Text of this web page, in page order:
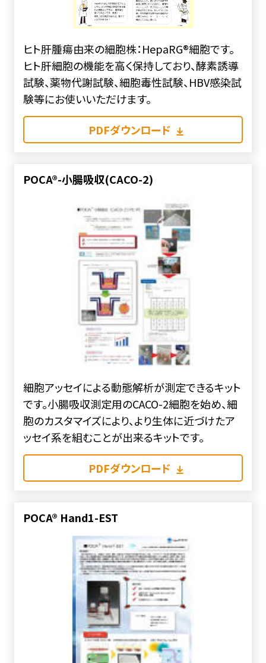
ヒト肝腫瘍由来の細胞株：HepaRG®細胞です。
ヒト肝細胞の機能を高く保持しており、酵素誘導
試験、薬物代謝試験、細胞毒性試験、HBV感染試
験等にお使いいただけます。
PDFダウンロード
POCA®-小腸吸収(CACO-2)
細胞アッセイによる動態解析が測定できるキット
です。小腸吸収測定用のCACO-2細胞を始め、細
胞のカスタマイズにより、より生体に近づけたア
ッセイ系を組むことが出来るキットです。
PDFダウンロード
POCA® Hand1-EST